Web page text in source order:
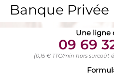
Banque Privée
Une ligne
09 69
(0,15 € TTC/min hors